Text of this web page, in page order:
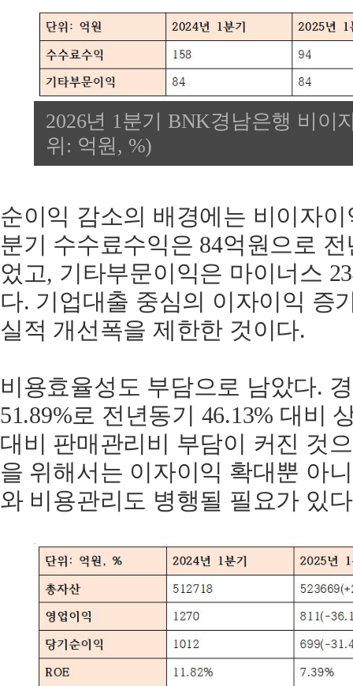
2026년 1분기 BNK경남은행 비이
위: 억원, %)
순이익 감소의 배경에는 비이자
분기 수수료수익은 84억원으로
었고, 기타부문이익은 마이너스
다. 기업대출 중심의 이자이익 증
실적 개선폭을 제한한 것이다.
비용효율성도 부담으로 남았다.
51.89%로 전년동기 46.13% 대비
대비 판매관리비 부담이 커진 것
을 위해서는 이자이익 확대뿐 아
와 비용관리도 병행될 필요가 있